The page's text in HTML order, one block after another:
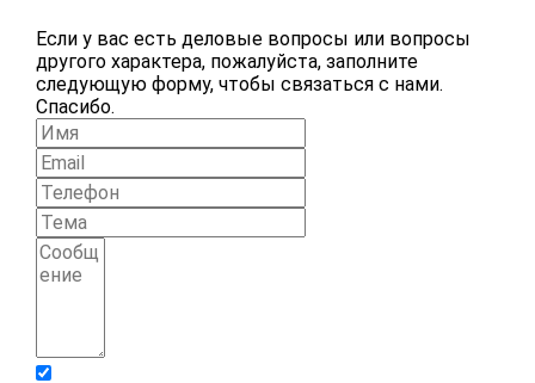
Если у вас есть деловые вопросы или вопросы
другого характера, пожалуйста, заполните
следующую форму, чтобы связаться с нами.
Спасибо.